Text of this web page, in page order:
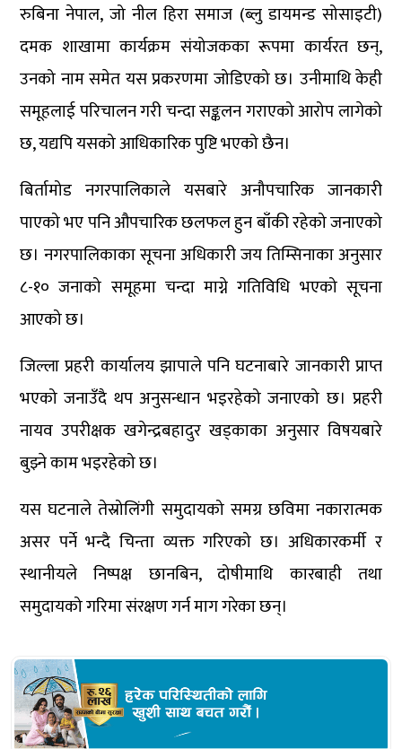
रुबिना नेपाल, जो नील हिरा समाज (ब्लु डायमन्ड सोसाइटी)
दमक शाखामा कार्यक्रम संयोजकका रूपमा कार्यरत छन्,
उनको नाम समेत यस प्रकरणमा जोडिएको छ। उनीमाथि केही
समूहलाई परिचालन गरी चन्दा सङ्कलन गराएको आरोप लागेको
छ, यद्यपि यसको आधिकारिक पुष्टि भएको छैन।
बिर्तामोड नगरपालिकाले यसबारे अनौपचारिक जानकारी
पाएको भए पनि औपचारिक छलफल हुन बाँकी रहेको जनाएको
छ। नगरपालिकाका सूचना अधिकारी जय तिम्सिनाका अनुसार
८-१० जनाको समूहमा चन्दा माग्ने गतिविधि भएको सूचना
आएको छ।
जिल्ला प्रहरी कार्यालय झापाले पनि घटनाबारे जानकारी प्राप्त
भएको जनाउँदै थप अनुसन्धान भइरहेको जनाएको छ। प्रहरी
नायव उपरीक्षक खगेन्द्रबहादुर खड्काका अनुसार विषयबारे
बुझ्ने काम भइरहेको छ।
यस घटनाले तेस्रोलिंगी समुदायको समग्र छविमा नकारात्मक
असर पर्ने भन्दै चिन्ता व्यक्त गरिएको छ। अधिकारकर्मी र
स्थानीयले निष्पक्ष छानबिन, दोषीमाथि कारबाही तथा
समुदायको गरिमा संरक्षण गर्न माग गरेका छन्।